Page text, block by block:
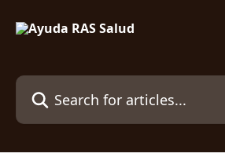
Search for articles...